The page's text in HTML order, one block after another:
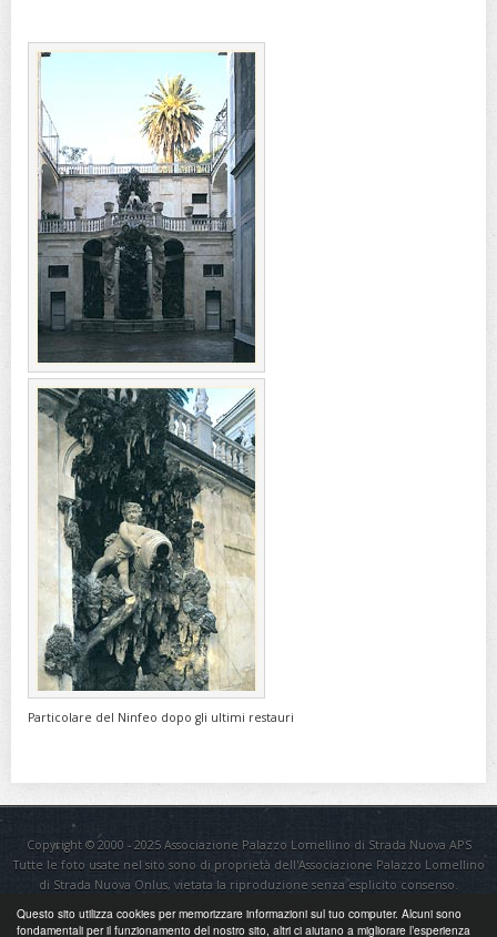
Questo sito utilizza cookies per memorizzare informazioni sul tuo computer. Alcuni sono
fondamentali per il funzionamento del nostro sito, altri ci aiutano a migliorare l’esperienza
Particolare del Ninfeo dopo gli ultimi restauri
Copyright © 2000 - 2025 Associazione Palazzo Lomellino di Strada Nuova APS
Tutte le foto usate nel sito sono di proprietà dell'Associazione Palazzo Lomellino
di Strada Nuova Onlus, vietata la riproduzione senza esplicito consenso.
Sito realizzato daAM TEK SRL